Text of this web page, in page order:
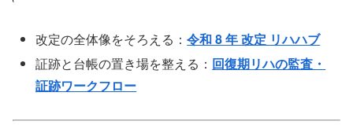
改定の全体像をそろえる：令和 8 年 改定 リハハブ
証跡と台帳の置き場を整える： 回復期リハの監査・
証跡ワークフロー